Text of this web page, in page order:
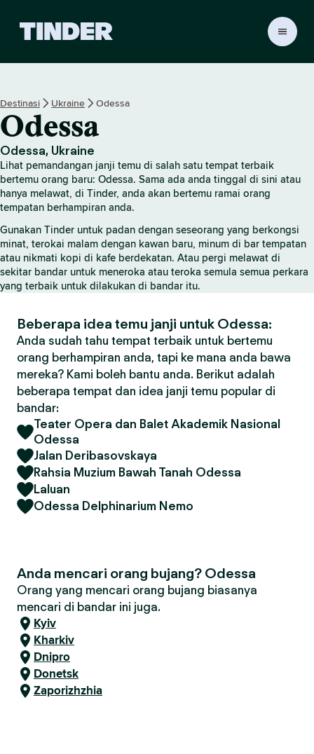
a
a
m
a
T
n
d
e
r
Destinasi Ukraine Odessa
Odessa
Odessa, Ukraine
Lihat pemandangan janji temu di salah satu tempat terbaik
bertemu orang baru: Odessa. Sama ada anda tinggal di sini atau
hanya melawat, di Tinder, anda akan bertemu ramai orang
tempatan berhampiran anda.
Gunakan Tinder untuk padan dengan seseorang yang berkongsi
minat, terokai malam dengan kawan baru, minum di bar tempatan
atau nikmati kopi di kafe berdekatan. Atau pergi melawat di
sekitar bandar untuk meneroka atau teroka semula semua perkara
yang terbaik untuk dilakukan di bandar itu.
Beberapa idea temu janji untuk Odessa:
Anda sudah tahu tempat terbaik untuk bertemu
orang berhampiran anda, tapi ke mana anda bawa
mereka? Kami boleh bantu anda. Berikut adalah
beberapa tempat dan idea janji temu popular di
bandar:
Teater Opera dan Balet Akademik Nasional
Odessa
Jalan Deribasovskaya
Rahsia Muzium Bawah Tanah Odessa
Laluan
Odessa Delphinarium Nemo
Anda mencari orang bujang? Odessa
Orang yang mencari orang bujang biasanya
mencari di bandar ini juga.
Kyiv
Kharkiv
Dnipro
Donetsk
Zaporizhzhia